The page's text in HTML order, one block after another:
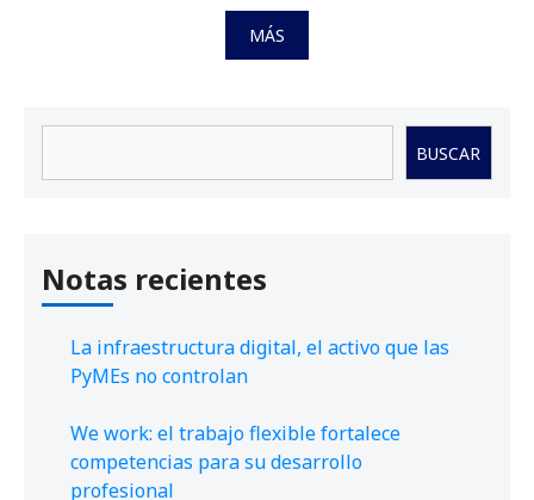
MÁS
BUSCAR
Notas recientes
La infraestructura digital, el activo que las
PyMEs no controlan
We work: el trabajo flexible fortalece
competencias para su desarrollo
profesional